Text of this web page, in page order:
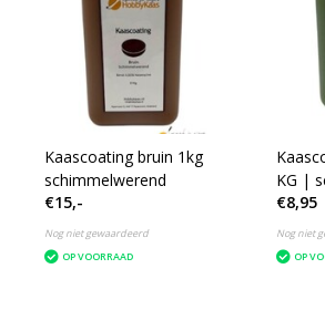
Kaascoating bruin 1kg
schimmelwerend
€15,-
Nog niet gewaardeerd
OP VOORRAAD
KG |
€8,95
Nog niet
OP